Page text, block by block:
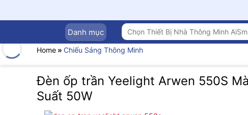
Danh mục
Tìm
kiếm:
Home » Chiếu Sáng Thông Minh
Đèn ốp trần Yeelight Arwen 550S
Suất 50W